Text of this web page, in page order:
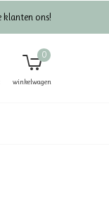
winkelwagen
0
klanten ons!